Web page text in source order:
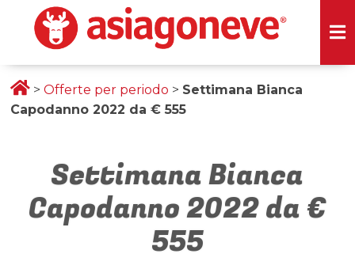
>Offerte per periodo > Settimana Bianca
Capodanno 2022 da € 555
Settimana Bianca
Capodanno 2022 da €
555